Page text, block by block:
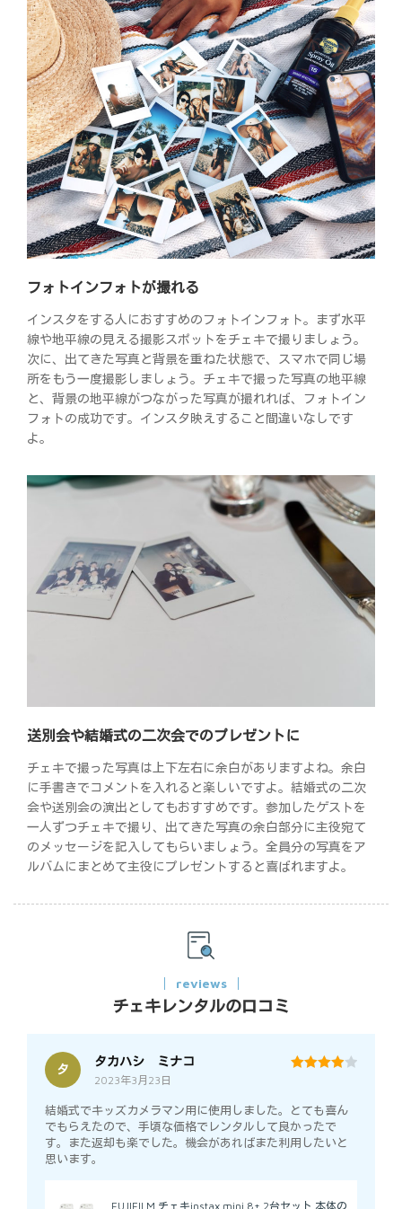
フォトインフォトが撮れる
インスタをする人におすすめのフォトインフォト。まず水平
線や地平線の見える撮影スポットをチェキで撮りましょう。
次に、出てきた写真と背景を重ねた状態で、スマホで同じ場
所をもう一度撮影しましょう。チェキで撮った写真の地平線
と、背景の地平線がつながった写真が撮れれば、フォトイン
フォトの成功です。インスタ映えすること間違いなしです
よ。
送別会や結婚式の二次会でのプレゼントに
チェキで撮った写真は上下左右に余白がありますよね。余白
に手書きでコメントを入れると楽しいですよ。結婚式の二次
会や送別会の演出としてもおすすめです。参加したゲストを
一人ずつチェキで撮り、出てきた写真の余白部分に主役宛て
のメッセージを記入してもらいましょう。全員分の写真をア
ルバムにまとめて主役にプレゼントすると喜ばれますよ。
reviews
チェキレンタルの口コミ
タ
タカハシ ミナコ
2023年3月23日
結婚式でキッズカメラマン用に使用しました。とても喜ん
でもらえたので、手頃な価格でレンタルして良かったで
す。また返却も楽でした。機会があればまた利用したいと
思います。
FUJIFILM チェキinstax mini 8+ 2台セット 本体の